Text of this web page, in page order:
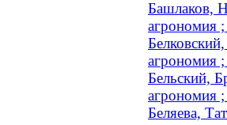
Башлаков,
агрономия
агрономия
Бельский,
агрономия
Беляева,